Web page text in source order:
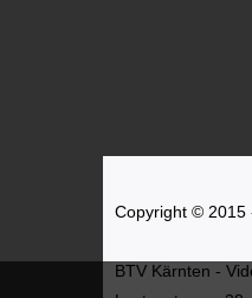
Copyright © 2015
BTV Kärnten -